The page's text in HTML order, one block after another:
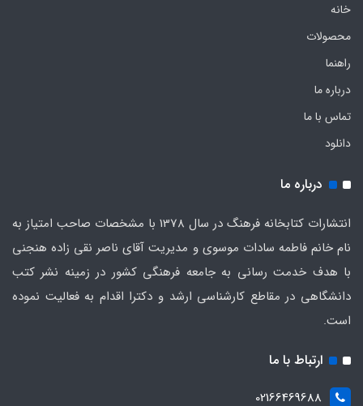
خانه
محصولات
راهنما
درباره ما
تماس با ما
دانلود
درباره ما
انتشارات کتابخانه فرهنگ در سال 1378 با مشخصات صاحب امتیاز به
نام خانم فاطمه سادات موسوی و مدیریت آقای ناصر نقی زاده هنجنی
با هدف خدمت رسانی به جامعه فرهنگی کشور در زمینه نشر کتب
دانشگاهی در مقاطع کارشناسی ارشد و دکترا اقدام به فعالیت نموده
است.
ارتباط با ما
02166469688